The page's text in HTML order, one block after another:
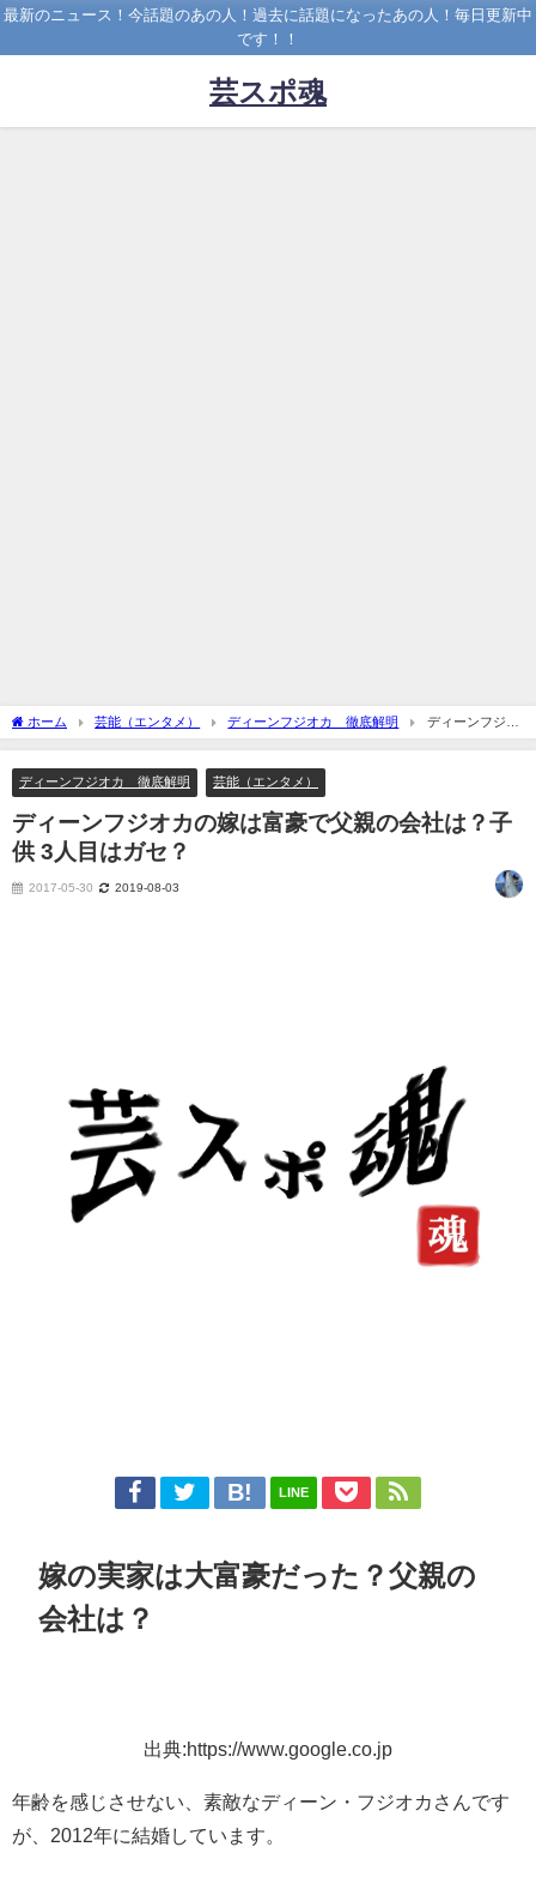
最新のニュース！今話題のあの人！過去に話題になったあの人！毎日更新中
です！！
芸スポ魂
ホーム 芸能（エンタメ） ディーンフジオカ 徹底解明
ディーンフジオ
カの嫁は富豪で父親の会社は？子供 3人目はガセ？
ディーンフジオカ 徹底解明 芸能（エンタメ）
ディーンフジオカの嫁は富豪で父親の会社は？子
供 3人目はガセ？
2017-05-30 2019-08-03
LINE
嫁の実家は大富豪だった？父親の
会社は？
出典:https://www.google.co.jp
年齢を感じさせない、素敵なディーン・フジオカさんです
が、2012年に結婚しています。